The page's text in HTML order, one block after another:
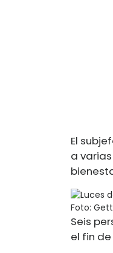
El
a
Foto:
Seis
el fin